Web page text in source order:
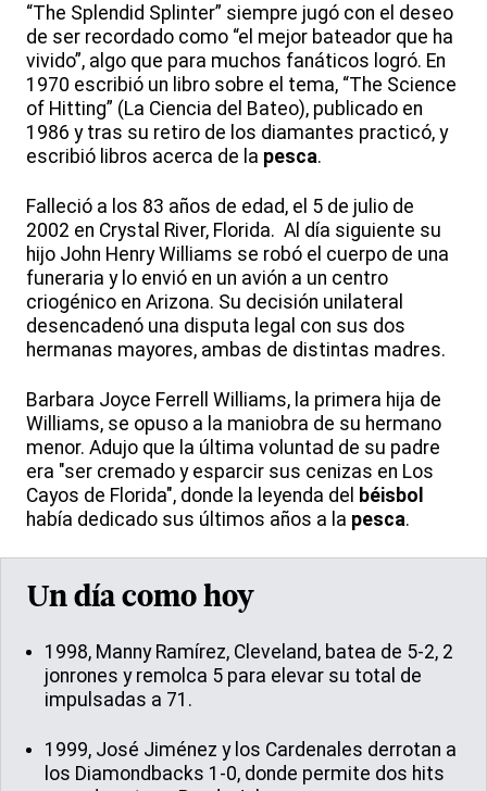
“The Splendid Splinter” siempre jugó con el deseo
de ser recordado como “el mejor bateador que ha
vivido”, algo que para muchos fanáticos logró. En
1970 escribió un libro sobre el tema, “The Science
of Hitting” (La Ciencia del Bateo), publicado en
1986 y tras su retiro de los diamantes practicó, y
escribió libros acerca de la pesca.
Falleció a los 83 años de edad, el 5 de julio de
2002 en Crystal River, Florida. Al día siguiente su
hijo John Henry Williams se robó el cuerpo de una
funeraria y lo envió en un avión a un centro
criogénico en Arizona. Su decisión unilateral
desencadenó una disputa legal con sus dos
hermanas mayores, ambas de distintas madres.
Barbara Joyce Ferrell Williams, la primera hija de
Williams, se opuso a la maniobra de su hermano
menor. Adujo que la última voluntad de su padre
era "ser cremado y esparcir sus cenizas en Los
Cayos de Florida", donde la leyenda del béisbol
había dedicado sus últimos años a la pesca.
Un día como hoy
1998, Manny Ramírez, Cleveland, batea de 5-2, 2
jonrones y remolca 5 para elevar su total de
impulsadas a 71.
1999, José Jiménez y los Cardenales derrotan a
los Diamondbacks 1-0, donde permite dos hits